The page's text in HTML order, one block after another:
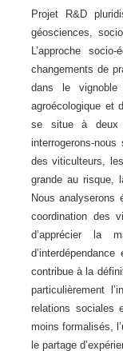
Projet R&D
géosciences,
L’approche
changements de
dans le vignoble
agroécologique et
se situe à deux
interrogerons-
des viticulteurs,
grande au risque,
Nous analyserons
coordination des
d’apprécier la
contribue à la
particulièrement
relations sociales
moins formalisés,
le partage